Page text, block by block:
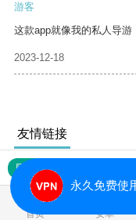
游客
这款app就像我的私人导游
2023-12-18
友情链接
网站地图
首页 安卓
永久免费使